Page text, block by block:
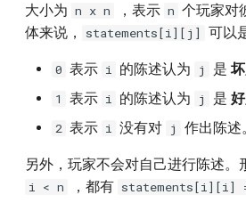
1363.largest-multiple-of-
three
1400.construct-k-palindrome-
1402.reducing-dishes
大小为 n x n ，表示 n 个玩家对
体来说，
statements[i][j] 可以
0 表示 i 的陈述认为 j 是
1 表示 i 的陈述认为 j 是
2 表示 i 没有对 j 作出陈述
另外，玩家不会对自己进行陈述。
i < n
，都有 statements[i][i]